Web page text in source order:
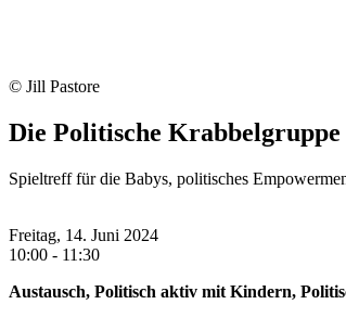
© Jill Pastore
Die Politische Krabbelgruppe
Spieltreff für die Babys, politisches
Freitag, 14. Juni 2024
10:00 - 11:30
Austausch, Politisch aktiv mit Kindern,